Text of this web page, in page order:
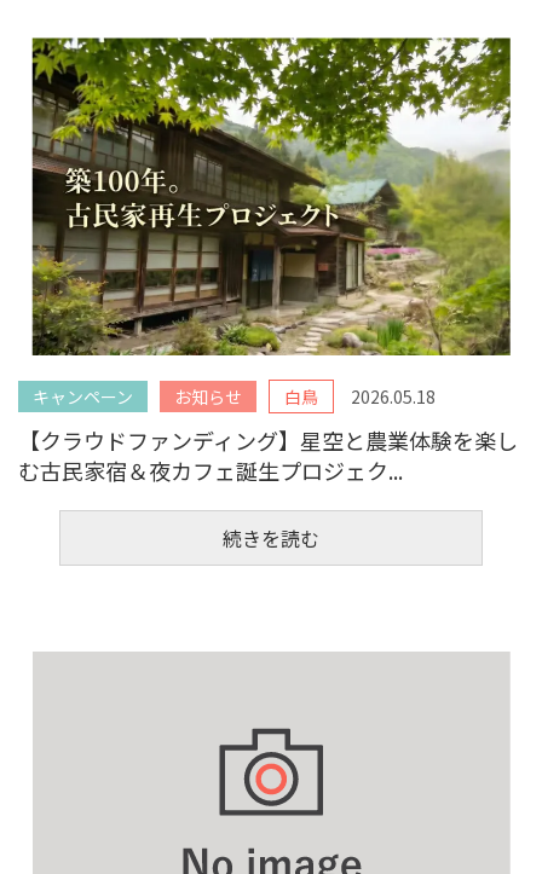
キャンペーン お知らせ 白鳥 2026.05.18
【クラウドファンディング】星空と農業体験を楽し
む古民家宿＆夜カフェ誕生プロジェク...
続きを読む